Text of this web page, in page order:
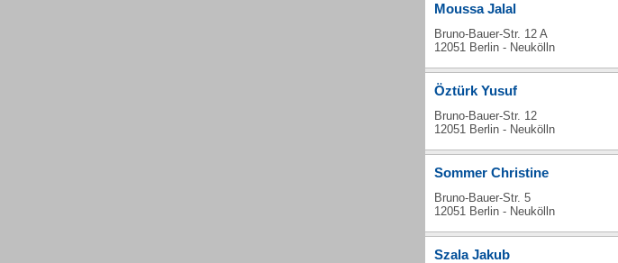
Moussa Jalal
Bruno-Bauer-Str. 12 A
12051 Berlin - Neukölln
Öztürk Yusuf
Bruno-Bauer-Str. 12
12051 Berlin - Neukölln
Sommer Christine
Bruno-Bauer-Str. 5
12051 Berlin - Neukölln
Szala Jakub